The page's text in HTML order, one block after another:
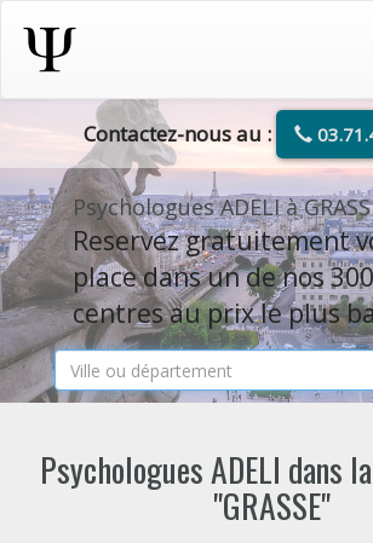
Contactez-nous au :
Psychologues ADELI à
Reservez gratuitement
place dans un de nos 300
centres au prix le plus
Psychologues ADELI dans
"GRASSE"